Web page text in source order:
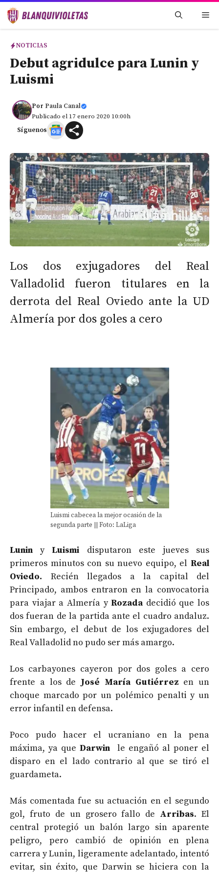
Saltar
NOTICIAS
Debut agridulce para Lunin y
Luismi
Por Paula Canal
Publicado el 17 enero 2020 10:00h
Síguenos
Los dos exjugadores del Real
Valladolid fueron titulares en la
derrota del Real Oviedo ante la UD
Almería por dos goles a cero
Luismi cabecea la mejor ocasión de la
segunda parte || Foto: LaLiga
Luniny Luismi disputaron este jueves sus
primeros minutos con su nuevo equipo, el Real
Oviedo. Recién llegados a la capital del
Principado, ambos entraron en la convocatoria
para viajar a Almería y Rozada decidió que los
dos fueran de la partida ante el cuadro andaluz.
Sin embargo, el debut de los exjugadores del
Real Valladolid no pudo ser más amargo.
Los carbayones cayeron por dos goles a cero
frente a los de José María Gutiérrez en un
choque marcado por un polémico penalti y un
error infantil en defensa.
Poco pudo hacer el ucraniano en la pena
máxima, ya queDarwin
le engañó al poner el
disparo en el lado contrario al que se tiró el
guardameta.
Más comentada fue su actuación en el segundo
gol, fruto de un grosero fallo de Arribas. El
central protegió un balón largo sin aparente
peligro, pero cambió de opinión en plena
carrera y Lunin, ligeramente adelantado, intentó
evitar, sin éxito, que Darwin se hiciera con la